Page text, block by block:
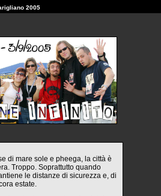
2005
di mare sole e pheega, la città è
Troppo. Soprattutto quando
le distanze di sicurezza e, di
estate.